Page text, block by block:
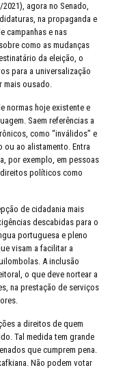
agora no Senado,
na propaganda e
campanhas e nas
como as mudanças
da eleição, o
para a universalização
mais ousado.
normas hoje existente e
Saem referências a
como “inválidos” e
ou ao alistamento. Entra
por exemplo, em pessoas
políticos como
de cidadania mais
descabidas para o
portuguesa e pleno
visam a facilitar a
A inclusão
o que deve nortear a
na prestação de serviços
a direitos de quem
Tal medida tem grande
que cumprem pena.
Não podem votar